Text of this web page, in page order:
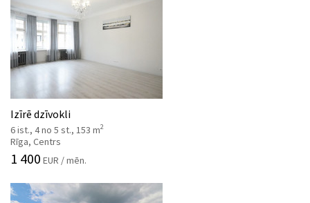
Izīrē dzīvokli
6 ist., 4 no 5 st., 153 m2
Rīga, Centrs
1 400 EUR / mēn.